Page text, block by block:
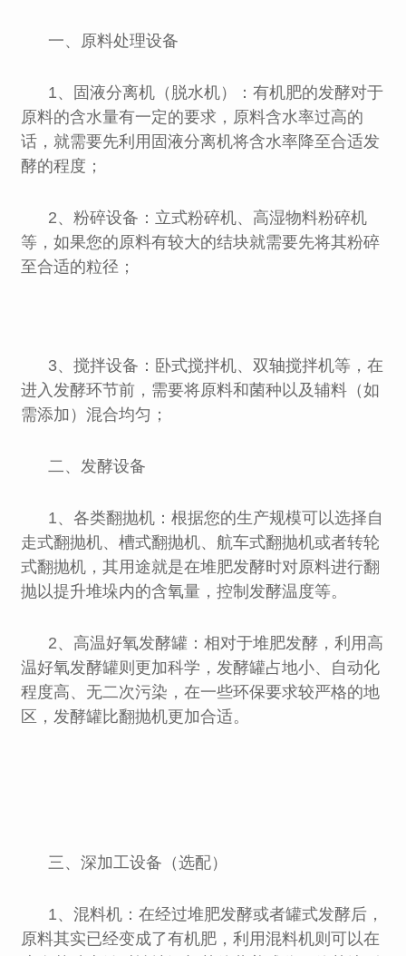
一、原料处理设备
1、固液分离机（脱水机）：有机肥的发酵对于
原料的含水量有一定的要求，原料含水率过高的
话，就需要先利用固液分离机将含水率降至合适发
酵的程度；
2、粉碎设备：立式粉碎机、高湿物料粉碎机
等，如果您的原料有较大的结块就需要先将其粉碎
至合适的粒径；
3、搅拌设备：卧式搅拌机、双轴搅拌机等，在
进入发酵环节前，需要将原料和菌种以及辅料（如
需添加）混合均匀；
二、发酵设备
1、各类翻抛机：根据您的生产规模可以选择自
走式翻抛机、槽式翻抛机、航车式翻抛机或者转轮
式翻抛机，其用途就是在堆肥发酵时对原料进行翻
抛以提升堆垛内的含氧量，控制发酵温度等。
2、高温好氧发酵罐：相对于堆肥发酵，利用高
温好氧发酵罐则更加科学，发酵罐占地小、自动化
程度高、无二次污染，在一些环保要求较严格的地
区，发酵罐比翻抛机更加合适。
三、深加工设备（选配）
1、混料机：在经过堆肥发酵或者罐式发酵后，
原料其实已经变成了有机肥，利用混料机则可以在